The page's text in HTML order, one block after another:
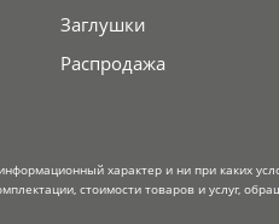
Заглушки
Распродажа
характер и ни при каких
стоимости товаров и услуг,